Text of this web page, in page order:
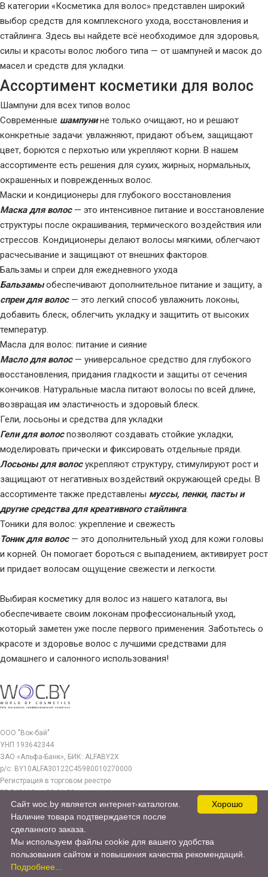
В категории «Косметика для волос» представлен широкий
выбор средств для комплексного ухода, восстановления и
стайлинга. Здесь вы найдете всё необходимое для здоровья,
силы и красоты волос любого типа — от шампуней и масок до
масел и средств для укладки.
Ассортимент косметики для волос
Шампуни для всех типов волос
Современные шампунине только очищают, но и решают
конкретные задачи: увлажняют, придают объем, защищают
цвет, борются с перхотью или укрепляют корни. В нашем
ассортименте есть решения для сухих, жирных, нормальных,
окрашенных и поврежденных волос.
Маски и кондиционеры для глубокого восстановления
Маска для волос— это интенсивное питание и восстановление
структуры после окрашивания, термического воздействия или
стрессов. Кондиционеры делают волосы мягкими, облегчают
расчесывание и защищают от внешних факторов.
Бальзамы и спреи для ежедневного ухода
Бальзамыобеспечивают дополнительное питание и защиту, а
спреи для волос— это легкий способ увлажнить локоны,
добавить блеск, облегчить укладку и защитить от высоких
температур.
Масла для волос: питание и сияние
Масло для волос— универсальное средство для глубокого
восстановления, придания гладкости и защиты от сечения
кончиков. Натуральные масла питают волосы по всей длине,
возвращая им эластичность и здоровый блеск.
Гели, лосьоны и средства для укладки
Гели для волоспозволяют создавать стойкие укладки,
моделировать прически и фиксировать отдельные пряди.
Лосьоны для волосукрепляют структуру, стимулируют рост и
защищают от негативных воздействий окружающей среды. В
ассортименте также представлены муссы, пенки, пасты и
другие средства для креативного стайлинга.
Тоники для волос: укрепление и свежесть
Тоник для волос — это дополнительный уход для кожи головы
и корней. Он помогает бороться с выпадением, активирует рост
и придает волосам ощущение свежести и легкости.
Выбирая косметику для волос из нашего каталога, вы
обеспечиваете своим локонам профессиональный уход,
который заметен уже после первого применения. Заботьтесь о
красоте и здоровье волос с лучшими средствами для
домашнего и салонного использования!
ООО "Вок-бай"
УНП 193642344
ЗАО «Альфа-Банк», БИК: ALFABY2X
р/с: BY10ALFA30122C45980010270000
Регистрация в торговом реестре
РБ 549112 от 03.01.23г.
Юр. адрес:
220140, г. Минск, ул. Бурдейного 22, оф.212
woc.by@yandex.by
© 2017—2026 WOC.BY
Хорошо
Сайт woc.by является интернет-каталогом.
Наличие товара подтверждается после
сделанного заказа.
Мы используем файлы cookie для вашего удобства
пользования сайтом и повышения качества рекомендаций.
Подробнее...